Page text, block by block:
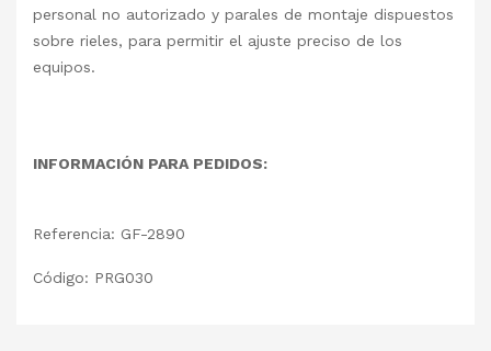
personal no autorizado y parales de montaje dispuestos
sobre rieles, para permitir el ajuste preciso de los
equipos.
INFORMACIÓN PARA PEDIDOS:
Referencia: GF-2890
Código: PRG030